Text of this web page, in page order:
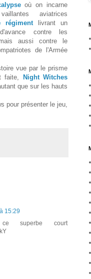
où on incarne
aviatrices
régimentlivrant un
contre les
aussi contre le
de l'Armée
vue par le prisme
faite, Night Witches
que sur les hauts
pour présenter le jeu,
15:29
superbe court